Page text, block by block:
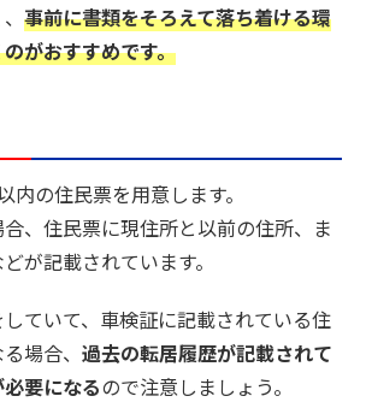
事前に書類をそろえて落ち着ける環
がおすすめです。
内の住民票を用意します。
、住民票に現住所と以前の住所、ま
が記載されています。
ていて、車検証に記載されている住
場合、 過去の転居履歴が記載されて
要になるので注意しましょう。